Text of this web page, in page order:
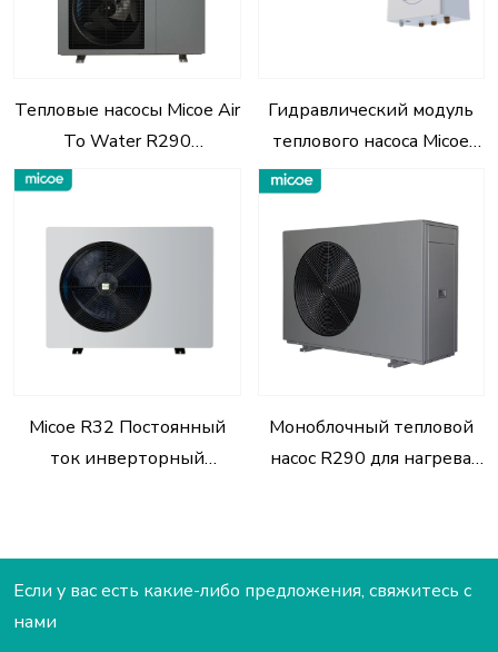
Тепловые насосы Micoe Air
To Water R290
моноблочные для нагрева
Гидравлический модуль
теплового насоса Micoe
R32/R290 для отопления,
водоснабжения дома
Micoe R32 Постоянный
ток инверторный
Моноблочный тепловой
насос R290 для нагрева
Если у вас есть какие-либо предложения, свяжитесь с
нами